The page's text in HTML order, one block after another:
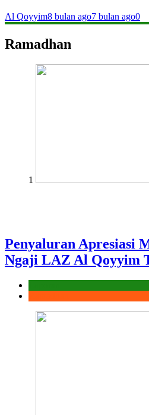
Al Qoyyim8 bulan ago7 bulan ago0
Ramadhan
1
Penyaluran Apresiasi
Ngaji LAZ Al Qoyyim